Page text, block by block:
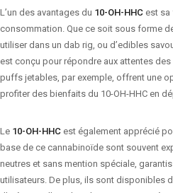
L’un des avantages du 10-OH-HHC est sa
consommation. Que ce soit sous forme
utiliser dans un dab rig, ou d’edibles
est conçu pour répondre aux attentes
puffs jetables, par exemple, offrent une
profiter des bienfaits du 10-OH-HHC en
Le 10-OH-HHC est également apprécié
base de ce cannabinoïde sont souvent
neutres et sans mention spéciale,
utilisateurs. De plus, ils sont disponibles